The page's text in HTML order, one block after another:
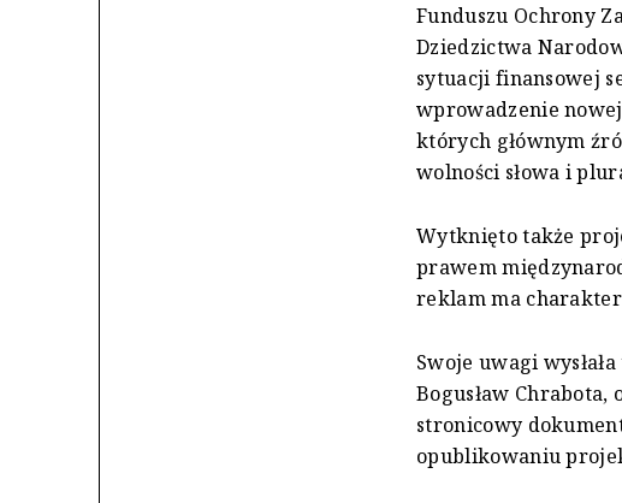
Funduszu Ochrony
Dziedzictwa
sytuacji finansowej
wprowadzenie
których głównym
wolności słowa i
Wytknięto także
prawem
reklam ma
Swoje uwagi
Bogusław
stronicowy
opublikowaniu